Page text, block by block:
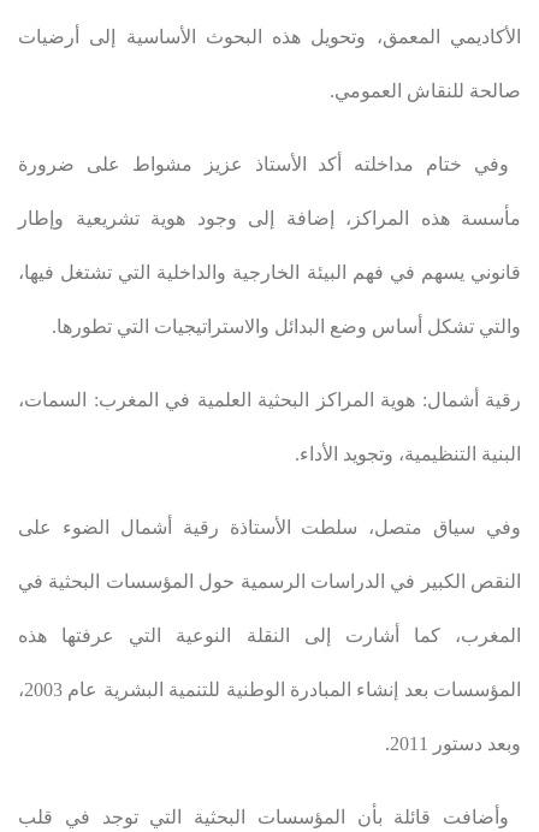
الأكاديمي المعمق، وتحويل هذه البحوث الأساسية إلى أرضيات
صالحة للنقاش العمومي.
وفي ختام مداخلته أكد الأستاذ عزيز مشواط على ضرورة
مأسسة هذه المراكز، إضافة إلى وجود هوية تشريعية وإطار
قانوني يسهم في فهم البيئة الخارجية والداخلية التي تشتغل فيها،
والتي تشكل أساس وضع البدائل والاستراتيجيات التي تطورها.
رقية أشمال: هوية المراكز البحثية العلمية في المغرب: السمات،
البنية التنظيمية، وتجويد الأداء.
وفي سياق متصل، سلطت الأستاذة رقية أشمال الضوء على
النقص الكبير في الدراسات الرسمية حول المؤسسات البحثية في
المغرب، كما أشارت إلى النقلة النوعية التي عرفتها هذه
المؤسسات بعد إنشاء المبادرة الوطنية للتنمية البشرية عام 2003،
وبعد دستور 2011 .
وأضافت قائلة بأن المؤسسات البحثية التي توجد في قلب